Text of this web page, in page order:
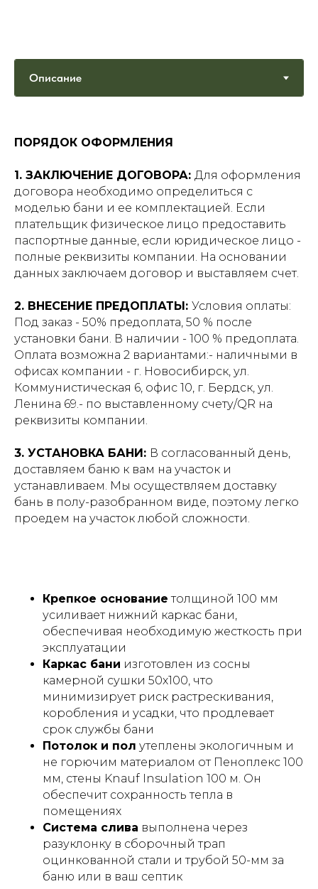
ПОРЯДОК ОФОРМЛЕНИЯ
1. ЗАКЛЮЧЕНИЕ ДОГОВОРА: Для оформления
договора необходимо определиться с
моделью бани и ее комплектацией. Если
плательщик физическое лицо предоставить
паспортные данные, если юридическое лицо -
полные реквизиты компании. На основании
данных заключаем договор и выставляем счет.
2. ВНЕСЕНИЕ ПРЕДОПЛАТЫ: Условия оплаты:
Под заказ - 50% предоплата, 50 % после
установки бани. В наличии - 100 % предоплата.
Оплата возможна 2 вариантами:- наличными в
офисах компании - г. Новосибирск, ул.
Коммунистическая 6, офис 10, г. Бердск, ул.
Ленина 69.- по выставленному счету/QR на
реквизиты компании.
3. УСТАНОВКА БАНИ: В согласованный день,
доставляем баню к вам на участок и
устанавливаем. Мы осуществляем доставку
бань в полу-разобранном виде, поэтому легко
проедем на участок любой сложности.
Крепкое основание толщиной 100 мм
усиливает нижний каркас бани,
обеспечивая необходимую жесткость при
эксплуатации
Каркас бани изготовлен из сосны
камерной сушки 50х100, что
минимизирует риск растрескивания,
коробления и усадки, что продлевает
срок службы бани
Потолок и пол утеплены экологичным и
не горючим материалом от Пеноплекс 100
мм, стены Knauf Insulation 100 м. Он
обеспечит сохранность тепла в
помещениях
Система слива выполнена через
разуклонку в сборочный трап
оцинкованной стали и трубой 50-мм за
баню или в ваш септик